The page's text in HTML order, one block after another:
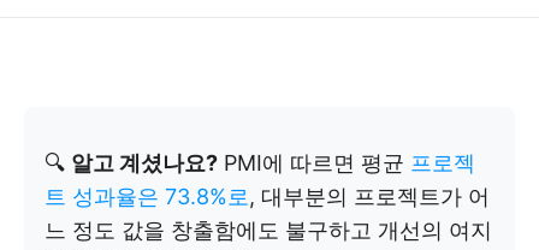
🔍 알고 계셨나요? PMI에 따르면 평균 프로젝
트 성과율은 73.8%로 , 대부분의 프로젝트가 어
느 정도 값을 창출함에도 불구하고 개선의 여지